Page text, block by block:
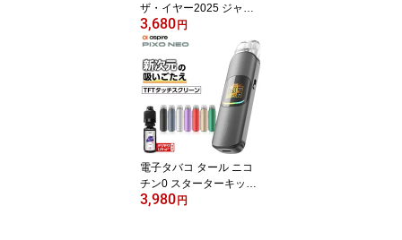
ザ・イヤー2025 ジャン
ル賞 受賞！ 】REJO Mat
e Air メイトエアー アイ
コスイルマ互換機 2度吸
い 2回吸える アイコス互
換機 シケモク マシーン
最新 連続20本 IQOSイル
マ互換機 イルマ互換機
電子タバコ 本体 加熱式
タバコ ランキング IQOSI
LUMA用
3,680 円
電子タバコ タール ニコ
チン0 スターターキット
Aspie Pixo Neo 持ち運び
3,980 円